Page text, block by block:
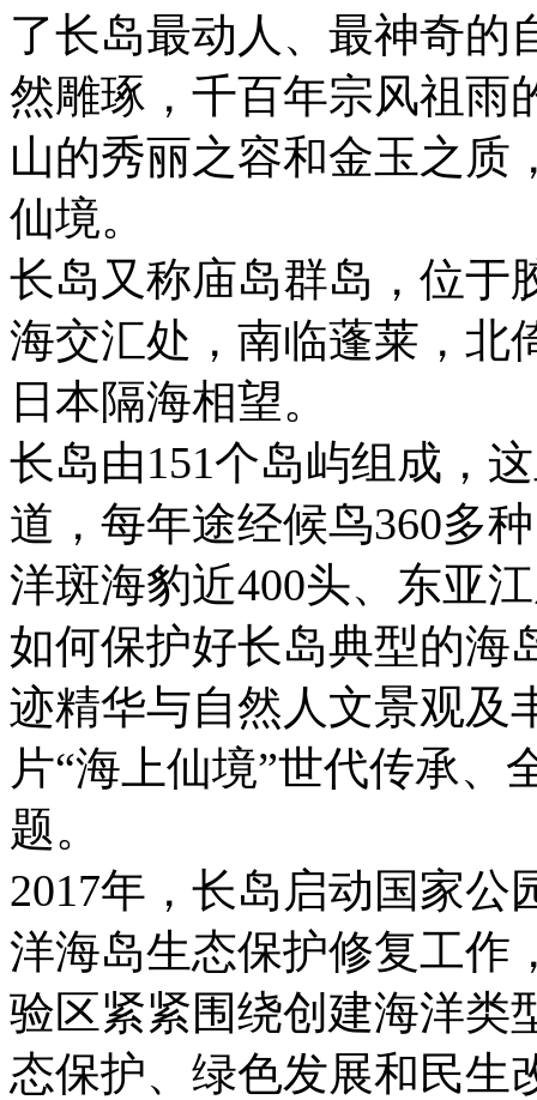
了长岛最动人、最神奇的
然雕琢，千百年宗风祖雨
山的秀丽之容和金玉之质
仙境。
长岛又称庙岛群岛，位于
海交汇处，南临蓬莱，北
日本隔海相望。
长岛由151个岛屿组成，
道，每年途经候鸟360多
洋斑海豹近400头、东亚
如何保护好长岛典型的海
迹精华与自然人文景观及
片“海上仙境”世代传承、
题。
2017年，长岛启动国家
洋海岛生态保护修复工作
验区紧紧围绕创建海洋类
态保护、绿色发展和民生